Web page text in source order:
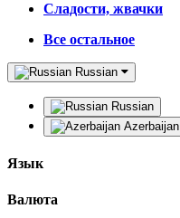
Сладости, жвачки
Все остальное
Russian
Russian
Azerbaijan
Язык
Валюта